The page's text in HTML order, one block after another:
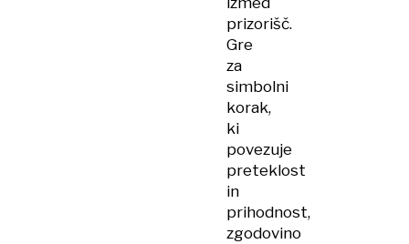
prizorišč.
Gre
za
simbolni
korak,
ki
povezuje
preteklost
in
prihodnost,
zgodovino